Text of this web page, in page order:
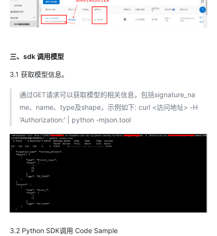
三、sdk 调用模型
3.1 获取模型信息。
通过GET请求可以获取模型的相关信息，包括signature_na
me、name、type及shape，示例如下: curl <访问地址> -H
'Authorization:' | python -mjson.tool
3.2 Python SDK调用 Code Sample